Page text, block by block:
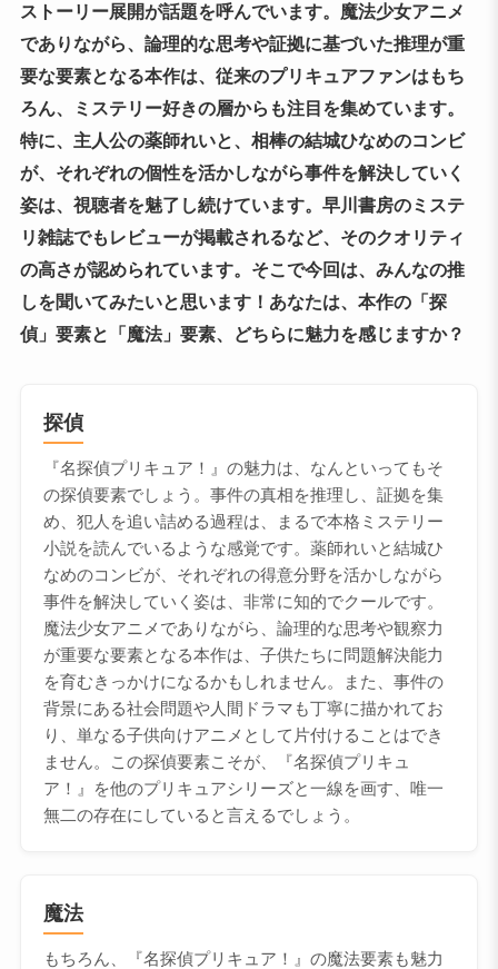
ストーリー展開が話題を呼んでいます。魔法少女アニメ
でありながら、論理的な思考や証拠に基づいた推理が重
要な要素となる本作は、従来のプリキュアファンはもち
ろん、ミステリー好きの層からも注目を集めています。
特に、主人公の薬師れいと、相棒の結城ひなめのコンビ
が、それぞれの個性を活かしながら事件を解決していく
姿は、視聴者を魅了し続けています。早川書房のミステ
リ雑誌でもレビューが掲載されるなど、そのクオリティ
の高さが認められています。そこで今回は、みんなの推
しを聞いてみたいと思います！あなたは、本作の「探
偵」要素と「魔法」要素、どちらに魅力を感じますか？
探偵
『名探偵プリキュア！』の魅力は、なんといってもそ
の探偵要素でしょう。事件の真相を推理し、証拠を集
め、犯人を追い詰める過程は、まるで本格ミステリー
小説を読んでいるような感覚です。薬師れいと結城ひ
なめのコンビが、それぞれの得意分野を活かしながら
事件を解決していく姿は、非常に知的でクールです。
魔法少女アニメでありながら、論理的な思考や観察力
が重要な要素となる本作は、子供たちに問題解決能力
を育むきっかけになるかもしれません。また、事件の
背景にある社会問題や人間ドラマも丁寧に描かれてお
り、単なる子供向けアニメとして片付けることはでき
ません。この探偵要素こそが、『名探偵プリキュ
ア！』を他のプリキュアシリーズと一線を画す、唯一
無二の存在にしていると言えるでしょう。
魔法
もちろん、『名探偵プリキュア！』の魔法要素も魅力